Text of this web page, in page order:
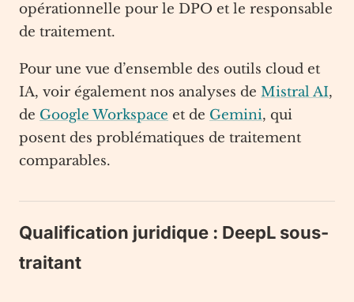
opérationnelle pour le DPO et le responsable
de traitement.
Pour une vue d’ensemble des outils cloud et
IA, voir également nos analyses de Mistral AI,
de Google Workspace et de Gemini, qui
posent des problématiques de traitement
comparables.
Qualification juridique : DeepL sous-
traitant